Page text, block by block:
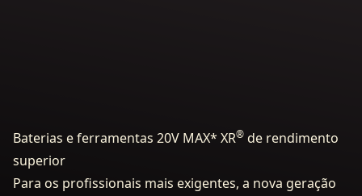
Baterias e ferramentas 20V MAX* XR® de rendimento
superior
Para os profissionais mais exigentes, a nova geração